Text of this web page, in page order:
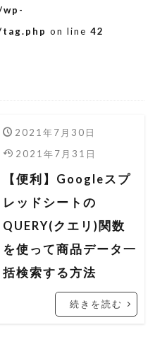
on line 42
2021年7月30日
2021年7月31日
【便利】Googleスプ
レッドシートの
QUERY(クエリ)関数
を使って商品データ一
括検索する方法
続きを読む
ベース
ージ ネット通販
るコツ
アップ
ンシブ ワンタリフ
ル 商品データ
売上分析
料率